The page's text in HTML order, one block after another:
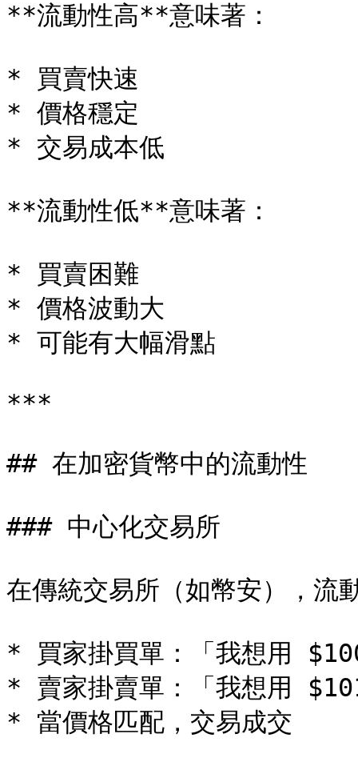
**流動性高**意味著：
* 買賣快速
* 價格穩定
* 交易成本低
**流動性低**意味著：
* 買賣困難
* 價格波動大
* 可能有大幅滑點
***
## 在加密貨幣中的流動性
### 中心化交易所
在傳統交易所（如幣安），流
* 買家掛買單：「我想用
* 賣家掛賣單：「我想用
* 當價格匹配，交易成交